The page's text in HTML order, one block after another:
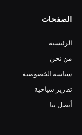
الصفحات
الرئيسية
من نحن
سياسة الخصوصية
تقارير سياحية
أتصل بنا